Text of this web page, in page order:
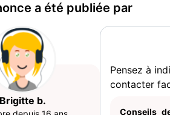
a été publiée par
Brigitte b.
Pensez à
contacter
Conseils